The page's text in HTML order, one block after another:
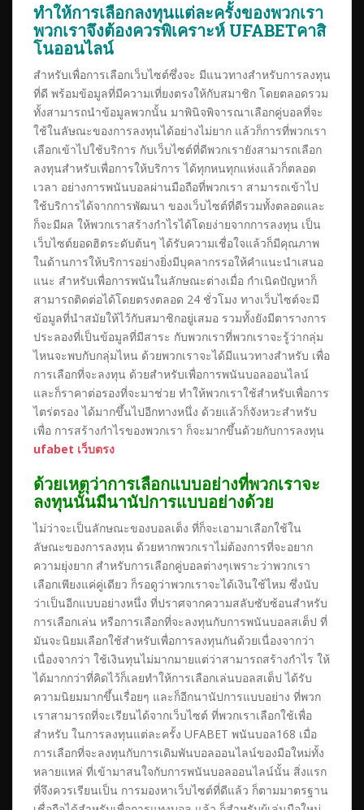
ทำให้การเลือกลงทุนแต่ละครั้งของพวกเรา
พวกเราจึงต้องควรพิเคราะห์ UFABETคาสิ
โนออนไลน์
สำหรับเพื่อการเลือกเว็บไซต์ซึ่งจะ มีแนวทางสำหรับการลงทุน
ที่ดี พร้อมข้อมูลที่มีความเที่ยงตรงให้กับสมาชิก โดยตลอดรวม
ทั้งสามารถนำข้อมูลพวกนั้น มาพินิจพิจารณาเลือกคู่บอลที่จะ
ใช้ในลัษณะของการลงทุนได้อย่างไม่ยาก แล้วก็การที่พวกเรา
เลือกเข้าไปใช้บริการ กับเว็บไซต์ที่ดีพวกเรายังสามารถเลือก
ลงทุนสำหรับเพื่อการให้บริการ ได้ทุกหนทุกแห่งแล้วก็ตลอด
เวลา อย่างการพนันบอลผ่านมือถือที่พวกเรา สามารถเข้าไป
ใช้บริการได้จากการพัฒนา ของเว็บไซต์ที่ดีรวมทั้งตลอดและ
ก็จะมีผล ให้พวกเราสร้างกำไรได้โดยง่ายจากการลงทุน เป็น
เว็บไซต์ยอดฮิตระดับต้นๆ ได้รับความเชื่อใจแล้วก็มีคุณภาพ
ในด้านการให้บริการอย่างยิ่งมีบุคลากรรอให้คำแนะนำเสนอ
แนะ สำหรับเพื่อการพนันในลักษณะต่างเมื่อ กำเนิดปัญหาก็
สามารถติดต่อได้โดยตรงตลอด 24 ชั่วโมง ทางเว็บไซต์จะมี
ข้อมูลที่นำสมัยให้ไว้กับสมาชิกอยู่เสมอ รวมทั้งยังมีตารางการ
ประลองที่เป็นข้อมูลที่มีสาระ กับพวกเราที่พวกเราจะรู้ว่ากลุ่ม
ไหนจะพบกับกลุ่มไหน ด้วยพวกเราจะได้มีแนวทางสำหรับ เพื่อ
การเลือกที่จะลงทุน ด้วยสำหรับเพื่อการพนันบอลออนไลน์
และก็ราคาต่อรองที่จะมาช่วย ทำให้พวกเราใช้สำหรับเพื่อการ
ไตร่ตรอง ได้มากขึ้นไปอีกทางหนึ่ง ด้วยแล้วก็จังหวะสำหรับ
เพื่อ การสร้างกำไรของพวกเรา ก็จะมากขึ้นด้วยกับการลงทุน
ufabet เว็บตรง
ด้วยเหตุว่าการเลือกแบบอย่างที่พวกเราจะ
ลงทุนนั้นมีนานัปการแบบอย่างด้วย
ไม่ว่าจะเป็นลักษณะของบอลเต็ง ที่ก็จะเอามาเลือกใช้ใน
ลัษณะของการลงทุน ด้วยหากพวกเราไม่ต้องการที่จะอยาก
ความยุ่งยาก สำหรับการเลือกคู่บอลต่างๆเพราะว่าพวกเรา
เลือกเพียงแค่คู่เดียว ก็รอดูว่าพวกเราจะได้เงินใช้ไหม ซึ่งนับ
ว่าเป็นอีกแบบอย่างหนึ่ง ที่ปราศจากความสลับซับซ้อนสำหรับ
การเลือกเล่น หรือการเลือกที่จะลงทุนกับการพนันบอลสเต็ป ที่
มันจะนิยมเลือกใช้สำหรับเพื่อการลงทุนกันด้วยเนื่องจากว่า
เนื่องจากว่า ใช้เงินทุนไม่มากมายแต่ว่าสามารถสร้างกำไร ให้
ได้มากกว่าที่คิดไว้ก็เลยทำให้การเลือกเล่นบอลสเต็ป ได้รับ
ความนิยมมากขึ้นเรื่อยๆ และก็อีกนานัปการแบบอย่าง ที่พวก
เราสามารถที่จะเรียนได้จากเว็บไซต์ ที่พวกเราเลือกใช้เพื่อ
สำหรับ ในการลงทุนแต่ละครั้ง UFABET พนันบอล168 เมื่อ
การเลือกที่จะลงทุนกับการเดิมพันบอลออนไลน์ของมือใหม่ทั้ง
หลายแหล่ ที่เข้ามาสนใจกับการพนันบอลออนไลน์นั้น สิ่งแรก
ที่จึงควรเรียนเป็น การมองหาเว็บไซต์ที่ดีแล้ว ก็ตามมาตรฐาน